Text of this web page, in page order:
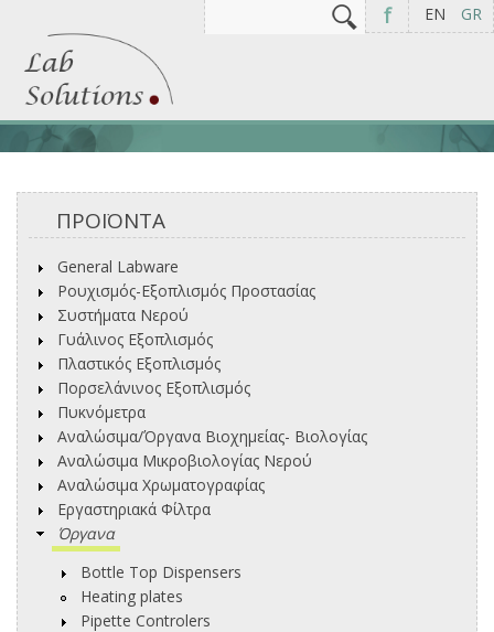
EN GR
f
Φόρμα αναζήτησης
ΠΡΟΪΟΝΤΑ
General Labware
Ρουχισμός-Εξοπλισμός Προστασίας
Συστήματα Νερού
Γυάλινος Εξοπλισμός
Πλαστικός Εξοπλισμός
Πορσελάνινος Εξοπλισμός
Πυκνόμετρα
Αναλώσιμα/Όργανα Βιοχημείας- Βιολογίας
Αναλώσιμα Μικροβιολογίας Νερού
Αναλώσιμα Χρωματογραφίας
Εργαστηριακά Φίλτρα
Όργανα
Bottle Top Dispensers
Heating plates
Pipette Controlers